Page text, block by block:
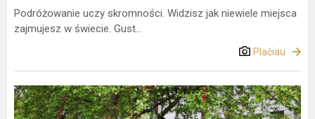
Podróżowanie uczy skromności. Widzisz jak niewiele miejsca
zajmujesz w świecie. Gust...
Plačiau
TARPTAUTINĖ
DINGUSIŲ